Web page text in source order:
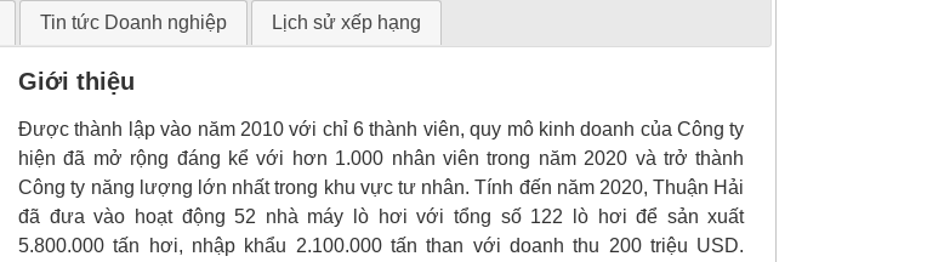
Tin tức Doanh nghiệp Lịch sử xếp hạng
Giới thiệu
Được thành lập vào năm 2010 với chỉ 6 thành viên, quy mô kinh doanh của Công ty
hiện đã mở rộng đáng kể với hơn 1.000 nhân viên trong năm 2020 và trở thành
Công ty năng lượng lớn nhất trong khu vực tư nhân. Tính đến năm 2020, Thuận Hải
đã đưa vào hoạt động 52 nhà máy lò hơi với tổng số 122 lò hơi để sản xuất
5.800.000 tấn hơi, nhập khẩu 2.100.000 tấn than với doanh thu 200 triệu USD.